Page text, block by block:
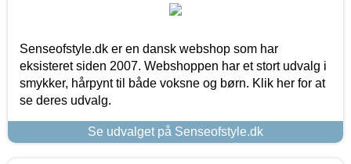
Senseofstyle.dk er en dansk webshop som har
eksisteret siden 2007. Webshoppen har et stort udvalg i
smykker, hårpynt til både voksne og børn. Klik her for at
se deres udvalg.
Se udvalget på Senseofstyle.dk